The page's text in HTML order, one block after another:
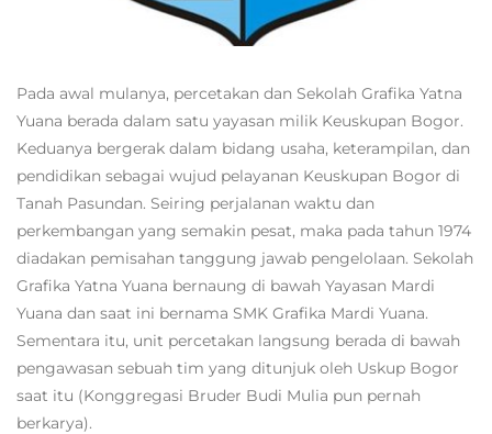
Pada awal mulanya, percetakan dan Sekolah Grafika Yatna
Yuana berada dalam satu yayasan milik Keuskupan Bogor.
Keduanya bergerak dalam bidang usaha, keterampilan, dan
pendidikan sebagai wujud pelayanan Keuskupan Bogor di
Tanah Pasundan. Seiring perjalanan waktu dan
perkembangan yang semakin pesat, maka pada tahun 1974
diadakan pemisahan tanggung jawab pengelolaan. Sekolah
Grafika Yatna Yuana bernaung di bawah Yayasan Mardi
Yuana dan saat ini bernama SMK Grafika Mardi Yuana.
Sementara itu, unit percetakan langsung berada di bawah
pengawasan sebuah tim yang ditunjuk oleh Uskup Bogor
saat itu (Konggregasi Bruder Budi Mulia pun pernah
berkarya).